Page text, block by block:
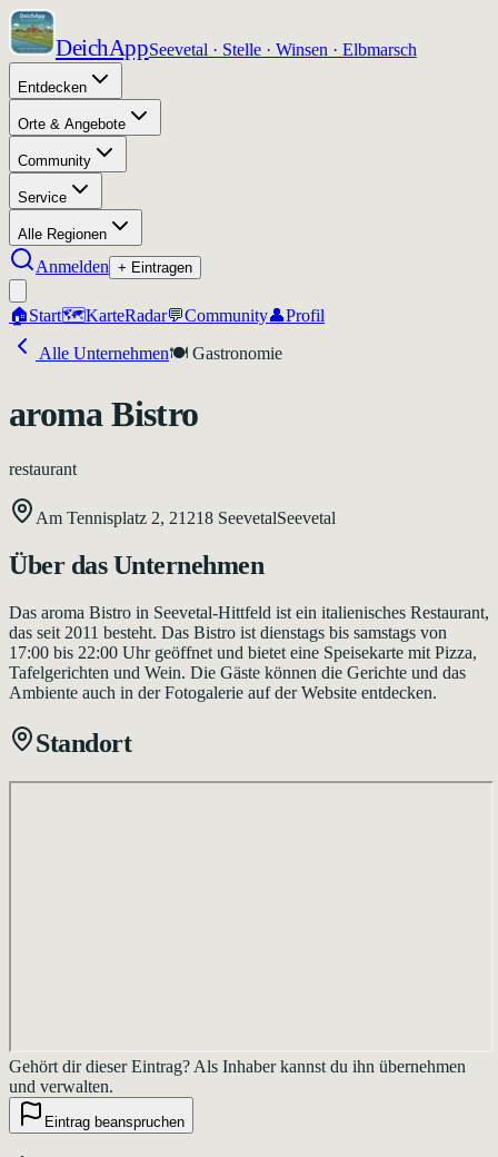
DeichAppSeevetal · Stelle · Winsen · Elbmarsch
Entdecken
Orte & Angebote
Community
Service
Alle Regionen
Anmelden + Eintragen
🏠Start🗺️KarteRadar💬Community👤Profil
Alle Unternehmen🍽️ Gastronomie
aroma Bistro
restaurant
Am Tennisplatz 2, 21218 SeevetalSeevetal
Über das Unternehmen
Das aroma Bistro in Seevetal-Hittfeld ist ein italienisches Restaurant,
das seit 2011 besteht. Das Bistro ist dienstags bis samstags von
17:00 bis 22:00 Uhr geöffnet und bietet eine Speisekarte mit Pizza,
Tafelgerichten und Wein. Die Gäste können die Gerichte und das
Ambiente auch in der Fotogalerie auf der Website entdecken.
Standort
Gehört dir dieser Eintrag? Als Inhaber kannst du ihn übernehmen
und verwalten.
Eintrag beanspruchen